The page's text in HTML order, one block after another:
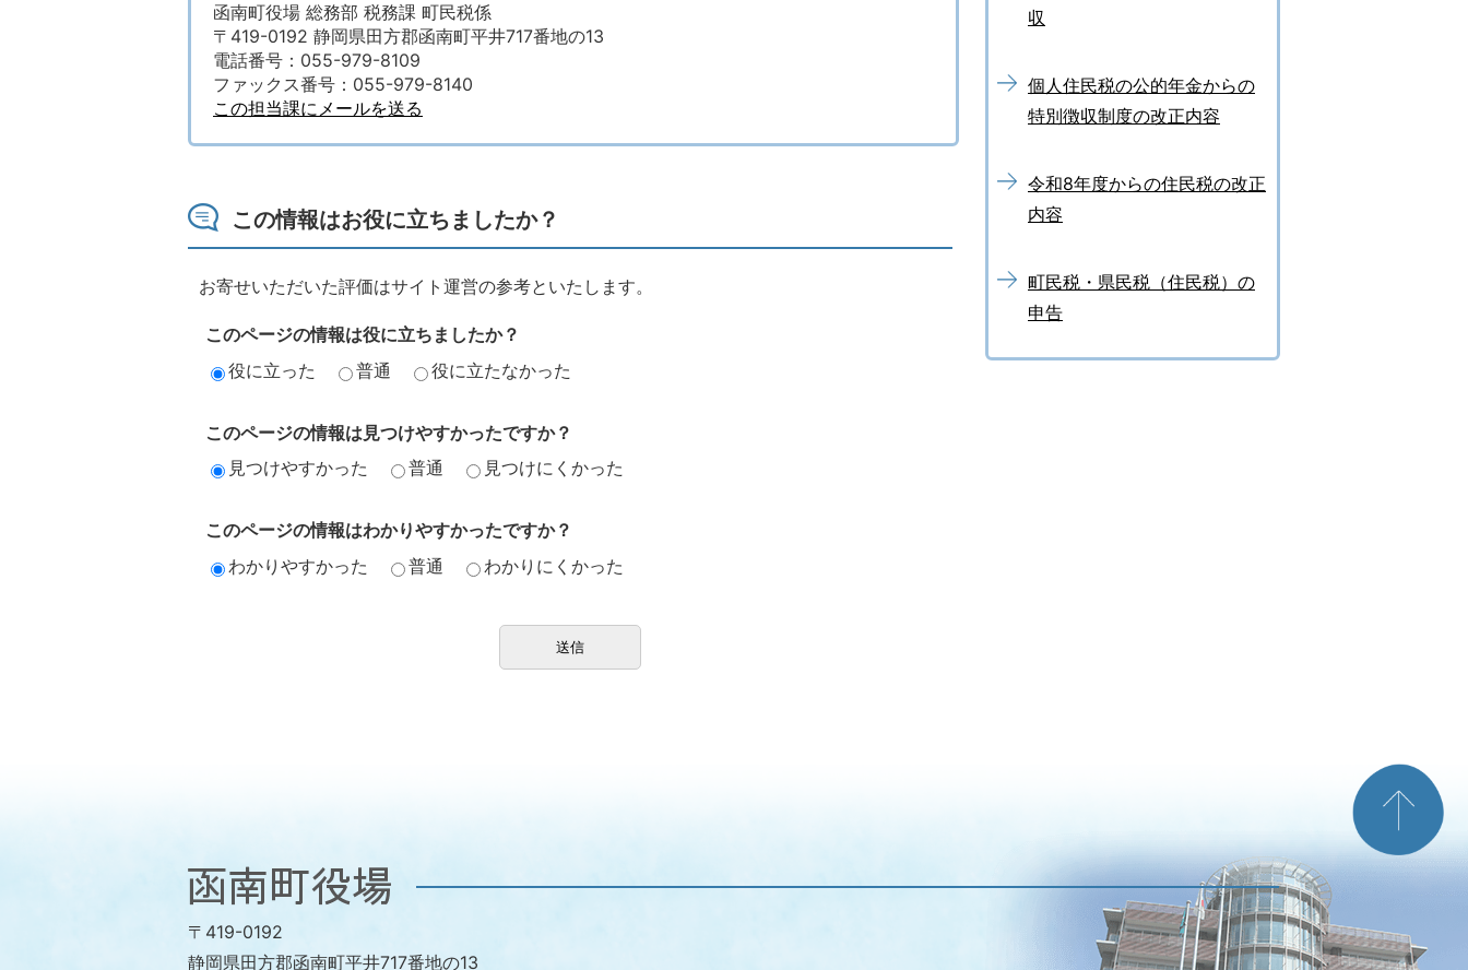
函南町役場 総務部 税務課 町民税係
〒419-0192 静岡県田方郡函南町平井717番地の13
電話番号：055-979-8109
ファックス番号：055-979-8140
この担当課にメールを送る
この情報はお役に立ちましたか？
お寄せいただいた評価はサイト運営の参考といたします。
このページの情報は役に立ちましたか？
役に立った
普通 役に立たなかった
このページの情報は見つけやすかったですか？
見つけやすかった
普通 見つけにくかった
このページの情報はわかりやすかったですか？
わかりやすかった
普通 わかりにくかった
収
個人住民税の公的年金からの
特別徴収制度の改正内容
令和8年度からの住民税の改正
内容
町民税・県民税（住民税）の
申告
函
南
町
〒419-0192
静岡県田方郡函南町平井717番地の13